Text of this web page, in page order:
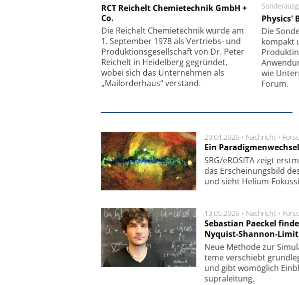
RCT Reichelt Chemietechnik GmbH +
Co.
Die Reichelt Chemietechnik wurde am
1. September 1978 als Vertriebs- und
Produktionsgesellschaft von Dr. Peter
Reichelt in Heidelberg gegründet,
wobei sich das Unternehmen als
„Mailorderhaus“ verstand.
Physics'
Die
kompakt
wie
Forum.
Schäfter + Kirchhoff GmbH
Feinfokussierungsmechanismus
20.04.2026 • Nachricht •
Ein
SRG/eROSITA zeigt
das Er­schei­nungs­bild
und sieht Helium-
13.05.2026 • Nachricht •
Sebastian Paeckel
Nyquist-Shannon-
Neue Methode zur
te­me ver­schiebt
und gibt wo­mög­lich
supra­lei­tung.